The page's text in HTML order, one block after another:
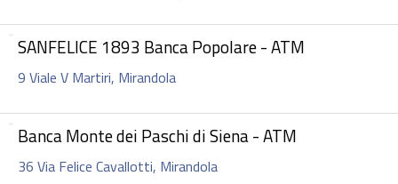
SANFELICE 1893 Banca Popolare - ATM
9 Viale V Martiri, Mirandola
Banca Monte dei Paschi di Siena - ATM
36 Via Felice Cavallotti, Mirandola